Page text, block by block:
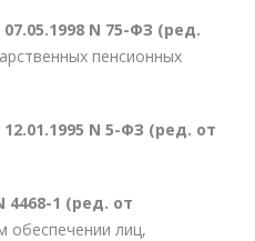
N 75-ФЗ (ред.
пенсионных
N 5-ФЗ (ред. от
4468-1 (ред. от
обеспечении лиц,